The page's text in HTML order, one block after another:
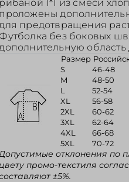
1*1 из смеси
предотвращения
без боковых
область
Размер
S
46-48
M
48-50
L
52-54
XL
56-58
2XL
60-62
3XL
62-64
4XL
66-68
5XL
70-72
отклонения по
промо-текстиля
±5%.